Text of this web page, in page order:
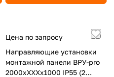
Цена по запросу
Направляющие установки
монтажной панели ВРУ-pro
2000хХХХх1000 IP55 (2